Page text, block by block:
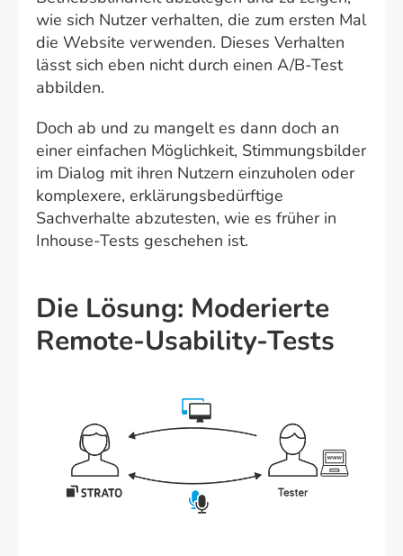
wie sich Nutzer verhalten, die zum ersten Mal
die Website verwenden. Dieses Verhalten
lässt sich eben nicht durch einen A/B-Test
abbilden.
Doch ab und zu mangelt es dann doch an
einer einfachen Möglichkeit, Stimmungsbilder
im Dialog mit ihren Nutzern einzuholen oder
komplexere, erklärungsbedürftige
Sachverhalte abzutesten, wie es früher in
Inhouse-Tests geschehen ist.
Die Lösung: Moderierte
Remote-Usability-Tests